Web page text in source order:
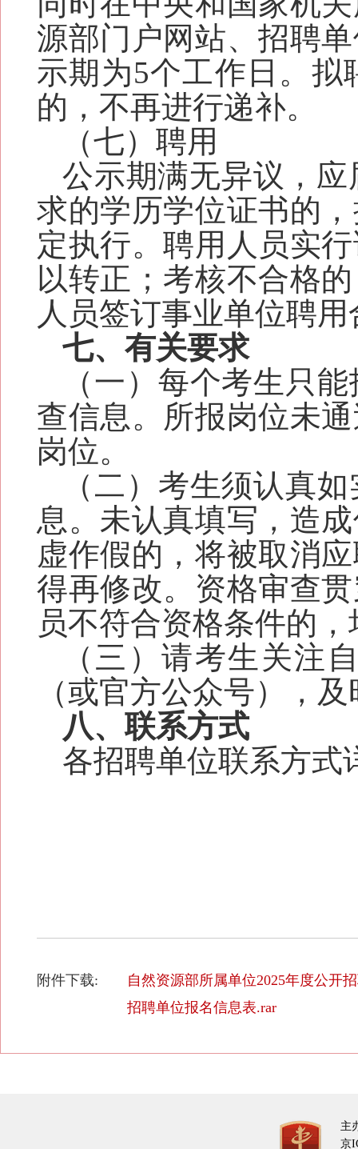
源部门户网站、招聘
示期为5个工作日。
的，不再进行递补。
（七）聘用
公示期满无异议，应
求的学历学位证书的
定执行。聘用人员实
以转正；考核不合格
人员签订事业单位聘
七、有关要求
（一）每个考生只
查信息。所报岗位未
岗位。
（二）考生须认真
息。未认真填写，造
虚作假的，将被取消
得再修改。资格审查
员不符合资格条件的
（三）请考生关注
（或官方公众号）
，
八、联系方式
各招聘单位联系方式
附件下载:
自然资源部所属单位2025年度公开
招聘单位报名信息表.rar
主
京